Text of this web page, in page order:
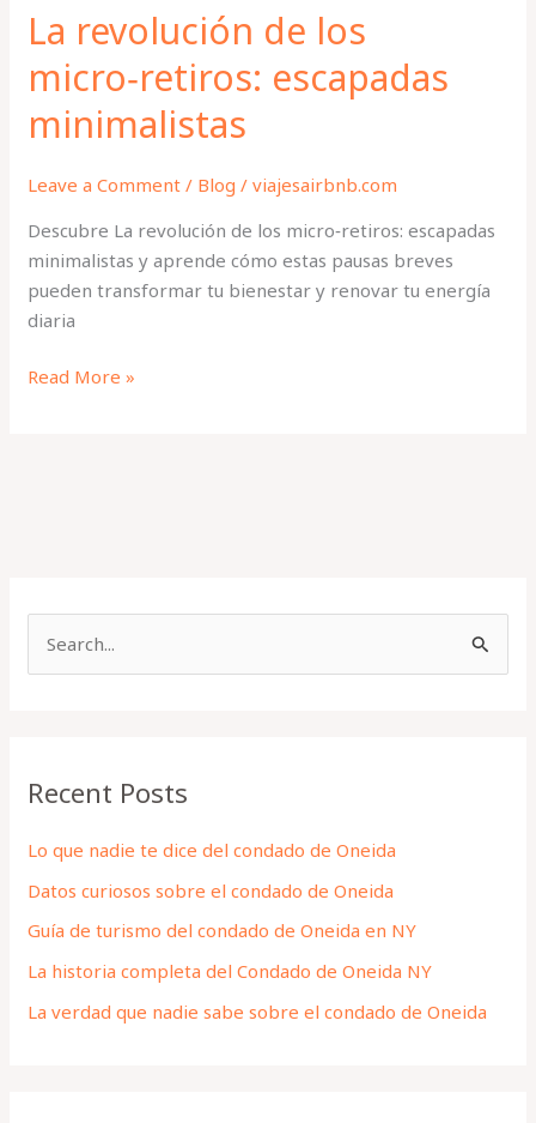
La revolución de los
micro‑retiros: escapadas
minimalistas
Leave a Comment / Blog /viajesairbnb.com
Descubre La revolución de los micro‑retiros: escapadas
minimalistas y aprende cómo estas pausas breves
pueden transformar tu bienestar y renovar tu energía
diaria
Read More »
c
f
o
r
:
Recent Posts
Lo que nadie te dice del condado de Oneida
Datos curiosos sobre el condado de Oneida
Guía de turismo del condado de Oneida en NY
La historia completa del Condado de Oneida NY
La verdad que nadie sabe sobre el condado de Oneida